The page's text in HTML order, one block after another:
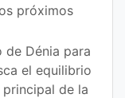
próximos
de Dénia para
el equilibrio
de la